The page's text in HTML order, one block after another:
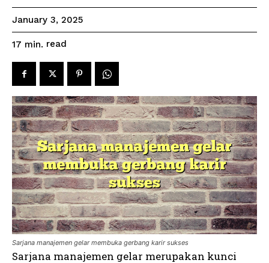
January 3, 2025
17 min. read
Sarjana manajemen gelar membuka gerbang karir sukses
Sarjana manajemen gelar merupakan kunci